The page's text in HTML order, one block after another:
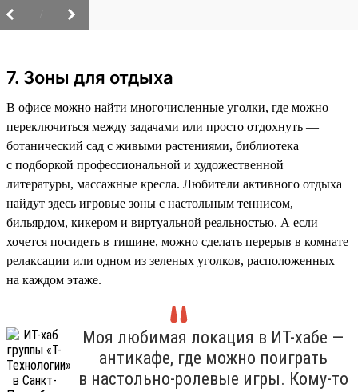
7. Зоны для отдыха
В офисе можно найти многочисленные уголки, где можно
переключиться между задачами или просто отдохнуть —
ботанический сад с живыми растениями, библиотека
с подборкой профессиональной и художественной
литературы, массажные кресла. Любители активного отдыха
найдут здесь игровые зоны с настольным теннисом,
бильярдом, кикером и виртуальной реальностью. А если
хочется посидеть в тишине, можно сделать перерыв в комнате
релаксации или одном из зеленых уголков, расположенных
на каждом этаже.
Моя любимая локация в ИТ-хабе —
антикафе, где можно поиграть
в настольно-ролевые игры. Кому-то